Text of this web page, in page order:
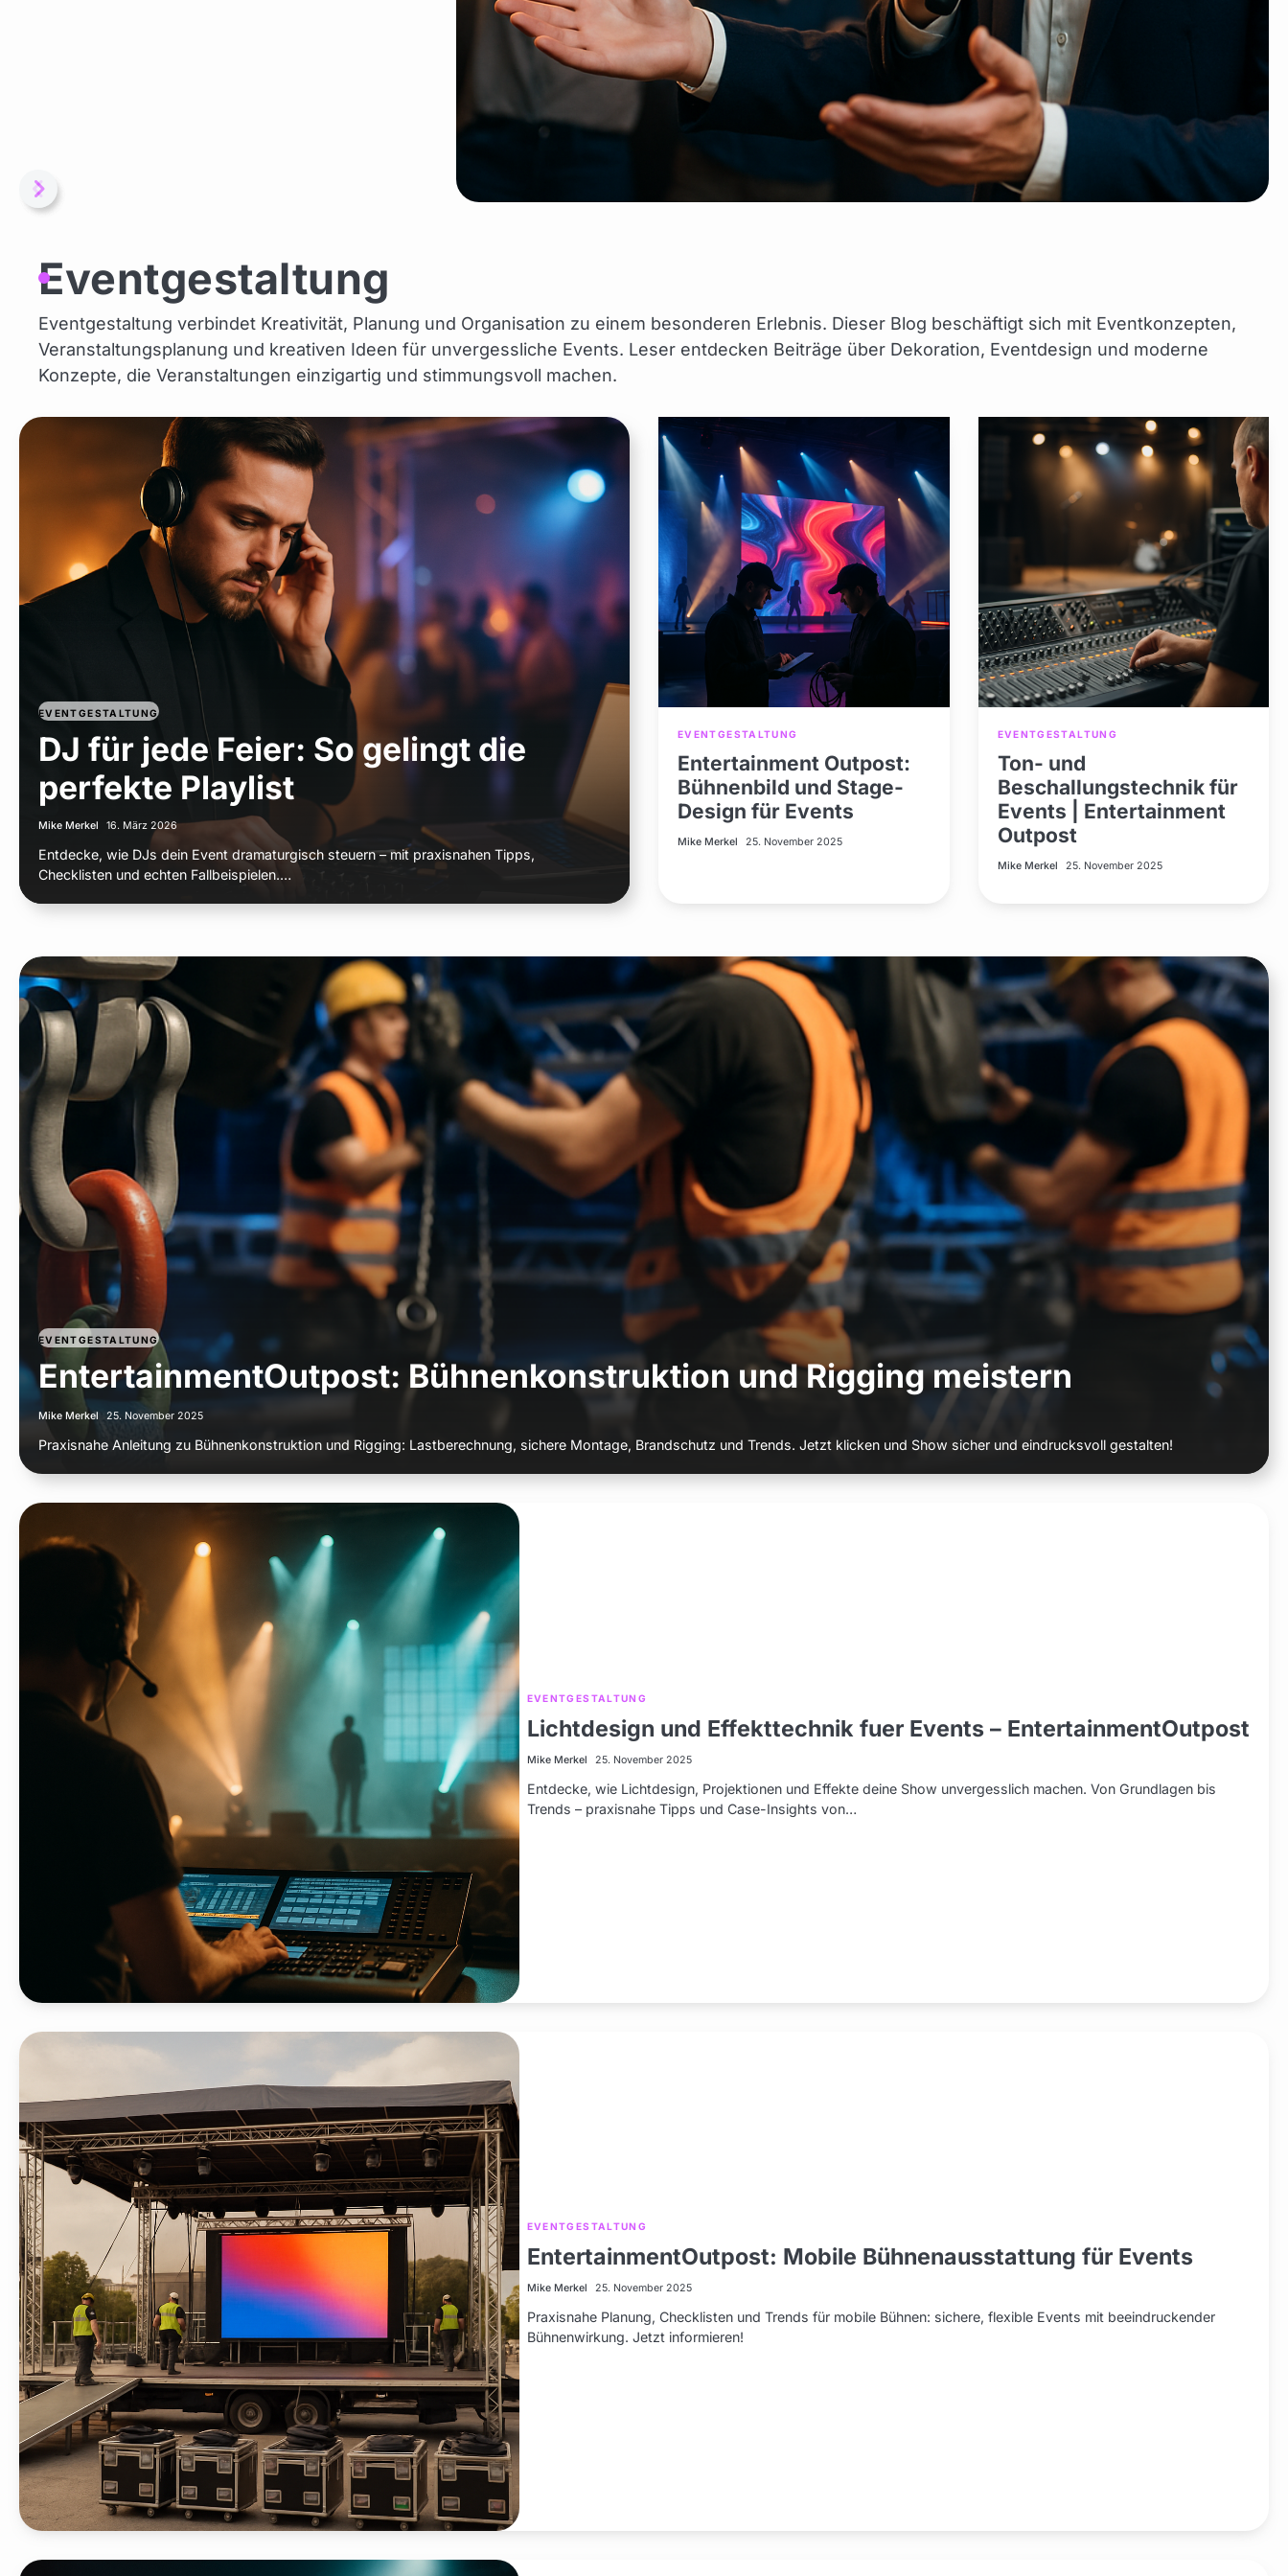
Eventgestaltung
Eventgestaltung verbindet Kreativität, Planung und Organisation zu einem besonderen Erlebnis. Dieser Blog beschäftigt sich mit Eventkonzepten,
Veranstaltungsplanung und kreativen Ideen für unvergessliche Events. Leser entdecken Beiträge über Dekoration, Eventdesign und moderne
Konzepte, die Veranstaltungen einzigartig und stimmungsvoll machen.
EVENTGESTALTUNG
DJ für jede Feier: So gelingt die
perfekte Playlist
Mike Merkel 16. März 2026
Entdecke, wie DJs dein Event dramaturgisch steuern – mit praxisnahen Tipps,
Checklisten und echten Fallbeispielen.…
EVENTGESTALTUNG
Entertainment Outpost:
Bühnenbild und Stage-
Design für Events
Mike Merkel 25. November 2025
EVENTGESTALTUNG
Ton- und
Beschallungstechnik für
Events | Entertainment
Outpost
Mike Merkel 25. November 2025
EVENTGESTALTUNG
EntertainmentOutpost: Bühnenkonstruktion und Rigging meistern
Mike Merkel 25. November 2025
Praxisnahe Anleitung zu Bühnenkonstruktion und Rigging: Lastberechnung, sichere Montage, Brandschutz und Trends. Jetzt klicken und Show sicher und eindrucksvoll gestalten!
EVENTGESTALTUNG
Lichtdesign und Effekttechnik fuer Events – EntertainmentOutpost
Mike Merkel 25. November 2025
Entdecke, wie Lichtdesign, Projektionen und Effekte deine Show unvergesslich machen. Von Grundlagen bis
Trends – praxisnahe Tipps und Case-Insights von…
EVENTGESTALTUNG
EntertainmentOutpost: Mobile Bühnenausstattung für Events
Mike Merkel 25. November 2025
Praxisnahe Planung, Checklisten und Trends für mobile Bühnen: sichere, flexible Events mit beeindruckender
Bühnenwirkung. Jetzt informieren!